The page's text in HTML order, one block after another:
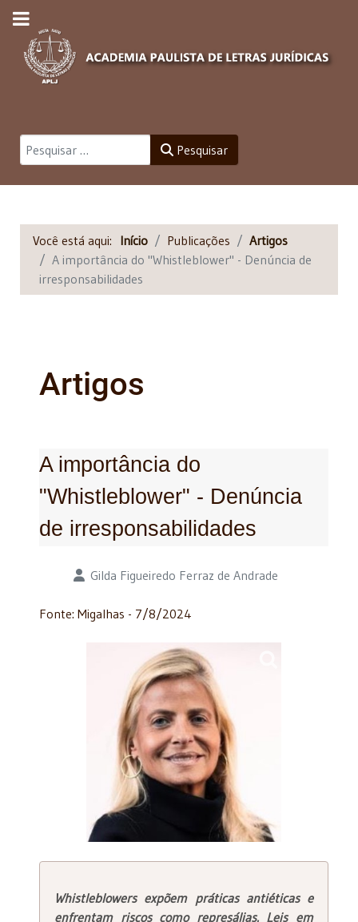
Pesquisar Pesquisar
Você está aqui: Início Publicações
Artigos
A importância do "Whistleblower" - Denúncia de
irresponsabilidades
Artigos
A importância do
"Whistleblower" - Denúncia
de irresponsabilidades
Detalhes Gilda Figueiredo Ferraz de Andrade
Fonte: Migalhas - 7/8/2024
Whistleblowers expõem práticas antiéticas e
enfrentam riscos como represálias. Leis em